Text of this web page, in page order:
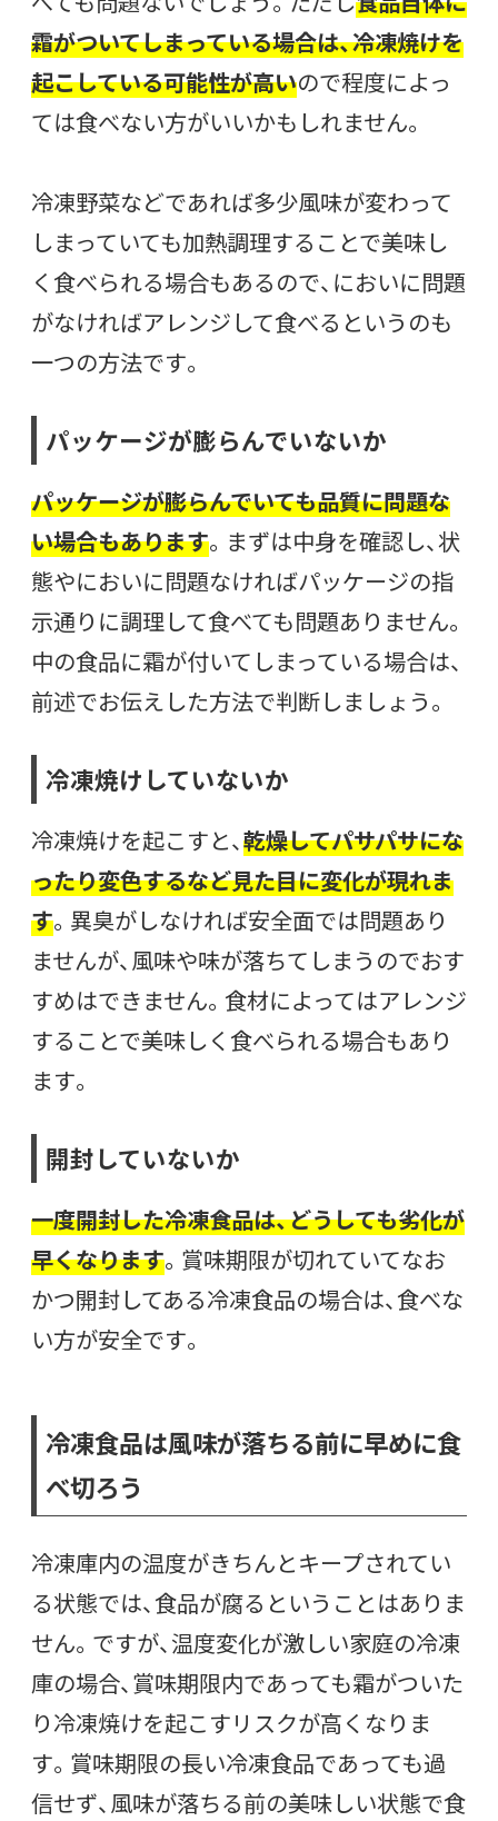
霜がついてしまっている場合は、冷凍焼けを
起こしている可能性が高いので程度によっ
ては食べない方がいいかもしれません。
冷凍野菜などであれば多少風味が変わって
しまっていても加熱調理することで美味し
く食べられる場合もあるので、においに問題
がなければアレンジして食べるというのも
一つの方法です。
パッケージが膨らんでいないか
パッケージが膨らんでいても品質に問題な
い場合もあります。まずは中身を確認し、状
態やにおいに問題なければパッケージの指
示通りに調理して食べても問題ありません。
中の食品に霜が付いてしまっている場合は、
前述でお伝えした方法で判断しましょう。
冷凍焼けしていないか
冷凍焼けを起こすと、乾燥してパサパサにな
ったり変色するなど見た目に変化が現れま
す。異臭がしなければ安全面では問題あり
ませんが、風味や味が落ちてしまうのでおす
すめはできません。食材によってはアレンジ
することで美味しく食べられる場合もあり
ます。
開封していないか
一度開封した冷凍食品は、どうしても劣化が
早くなります。賞味期限が切れていてなお
かつ開封してある冷凍食品の場合は、食べな
い方が安全です。
冷凍食品は風味が落ちる前に早めに食
べ切ろう
冷凍庫内の温度がきちんとキープされてい
る状態では、食品が腐るということはありま
せん。ですが、温度変化が激しい家庭の冷凍
庫の場合、賞味期限内であっても霜がついた
り冷凍焼けを起こすリスクが高くなりま
す。賞味期限の長い冷凍食品であっても過
信せず、風味が落ちる前の美味しい状態で食